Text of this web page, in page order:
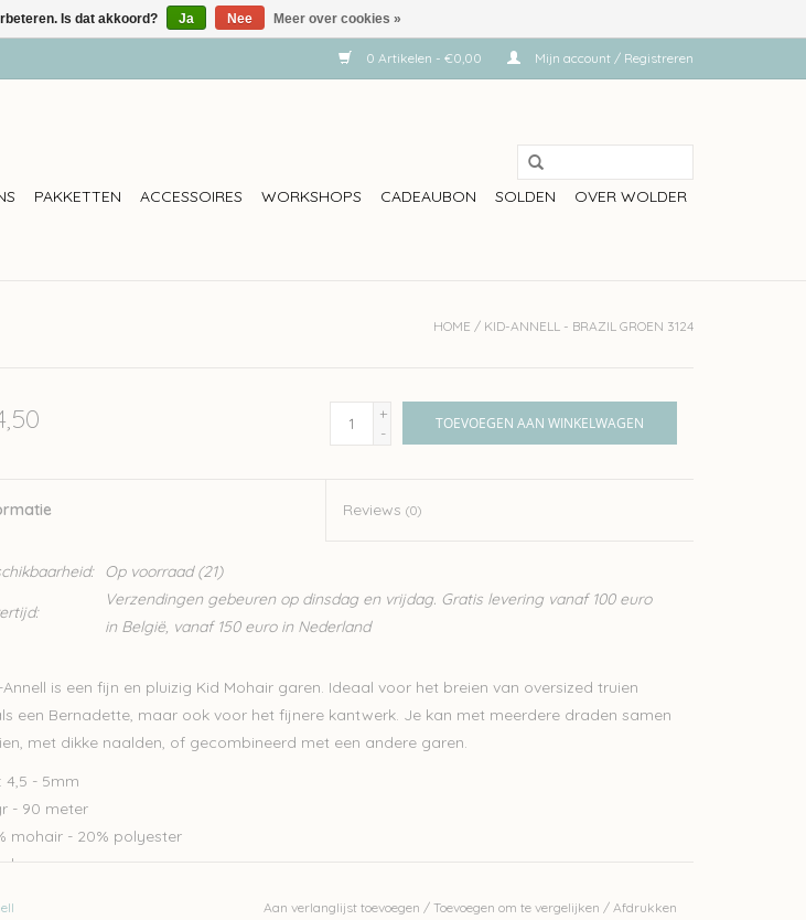
0 Artikelen - €0,00 Mijn account / Registreren
PAKKETTEN ACCESSOIRES WORKSHOPS CADEAUBON SOLDEN OVER WOLDER
HOME / KID-ANNELL - BRAZIL GROEN 3124
+
-
TOEVOEGEN AAN WINKELWAGEN
Reviews(0)
Op voorraad(21)
Verzendingen gebeuren op dinsdag en vrijdag. Gratis levering vanaf 100 euro
in België, vanaf 150 euro in Nederland
Annell is een fijn en pluizig Kid Mohair garen. Ideaal voor het breien van oversized truien
een Bernadette, maar ook voor het fijnere kantwerk. Je kan met meerdere draden samen
met dikke naalden, of gecombineerd met een andere garen.
4,5 - 5mm
- 90 meter
mohair - 20% polyester
op: de kleur op beeld kan afwijken van de werkelijke kleur.
Aan verlanglijst toevoegen / Toevoegen om te vergelijken / Afdrukken
Is dat akkoord? Ja Nee Meer over cookies »